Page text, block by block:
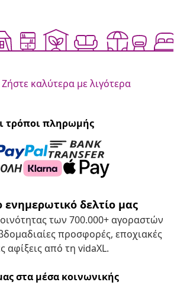
Ζήστε καλύτερα με λιγότερα
τρόποι πληρωμής
ενημερωτικό δελτίο μας
των 700.000+ αγοραστών
προσφορές, εποχιακές
αφίξεις από τη vidaXL.
στα μέσα κοινωνικής